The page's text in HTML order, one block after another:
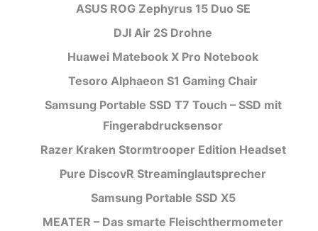
ASUS ROG Zephyrus 15 Duo SE
DJI Air 2S Drohne
Huawei Matebook X Pro Notebook
Tesoro Alphaeon S1 Gaming Chair
Samsung Portable SSD T7 Touch – SSD mit
Fingerabdrucksensor
Razer Kraken Stormtrooper Edition Headset
Pure DiscovR Streaminglautsprecher
Samsung Portable SSD X5
MEATER – Das smarte Fleischthermometer